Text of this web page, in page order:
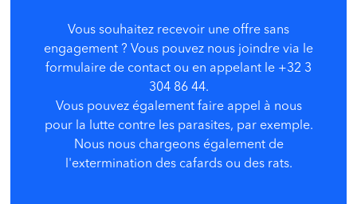
Vous souhaitez recevoir une offre sans
engagement ? Vous pouvez nous joindre via le
formulaire de contact ou en appelant le +32 3
304 86 44.
Vous pouvez également faire appel à nous
pour la lutte contre les parasites, par exemple.
Nous nous chargeons également de
l'extermination des cafards ou des rats.